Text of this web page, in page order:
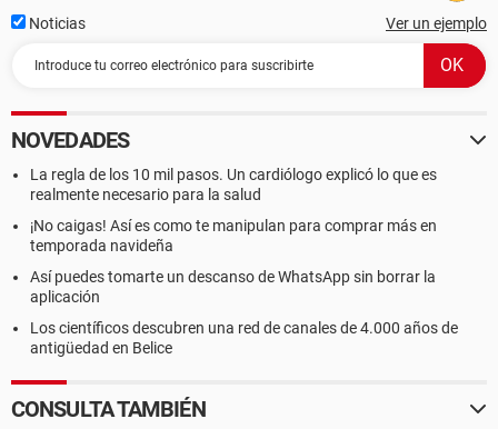
Noticias Ver un ejemplo
NOVEDADES
La regla de los 10 mil pasos. Un cardiólogo explicó lo que es
realmente necesario para la salud
¡No caigas! Así es como te manipulan para comprar más en
temporada navideña
Así puedes tomarte un descanso de WhatsApp sin borrar la
aplicación
Los científicos descubren una red de canales de 4.000 años de
antigüedad en Belice
CONSULTA TAMBIÉN